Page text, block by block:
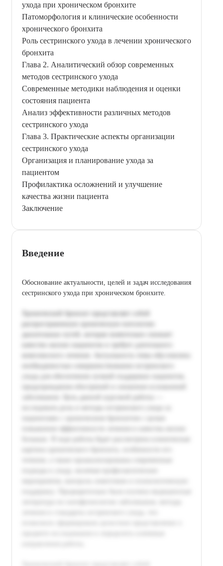
ухода при хроническом бронхите
Патоморфология и клинические особенности
хронического бронхита
Роль сестринского ухода в лечении хронического
бронхита
Глава 2. Аналитический обзор современных
методов сестринского ухода
Современные методики наблюдения и оценки
состояния пациента
Анализ эффективности различных методов
сестринского ухода
Глава 3. Практические аспекты организации
сестринского ухода
Организация и планирование ухода за
пациентом
Профилактика осложнений и улучшение
качества жизни пациента
Заключение
Введение
Обоснование актуальности, целей и задач исследования
сестринского ухода при хроническом бронхите.